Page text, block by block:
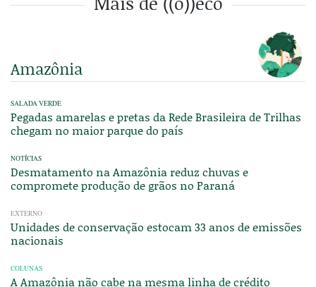
Amazônia
SALADA VERDE
Pegadas amarelas e pretas da Rede Brasileira de Trilhas
chegam no maior parque do país
NOTÍCIAS
Desmatamento na Amazônia reduz chuvas e
compromete produção de grãos no Paraná
EXTERNO
Unidades de conservação estocam 33 anos de emissões
nacionais
COLUNAS
A Amazônia não cabe na mesma linha de crédito